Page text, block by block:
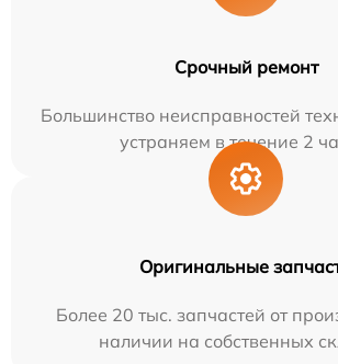
Срочный ремонт
Большинство неисправностей
устраняем в течение 2
Оригинальные
Более 20 тыс. запчастей от
наличии на собственных